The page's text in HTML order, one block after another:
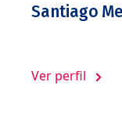
Santiago
Ver perfil